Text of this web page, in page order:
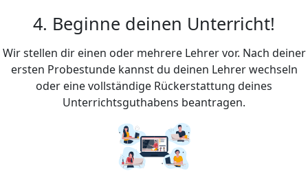
4. Beginne deinen Unterricht!
Wir stellen dir einen oder mehrere Lehrer vor. Nach deiner
ersten Probestunde kannst du deinen Lehrer wechseln
oder eine vollständige Rückerstattung deines
Unterrichtsguthabens beantragen.